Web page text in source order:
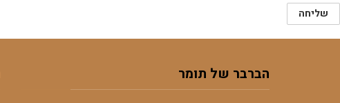
הברבר של תומר